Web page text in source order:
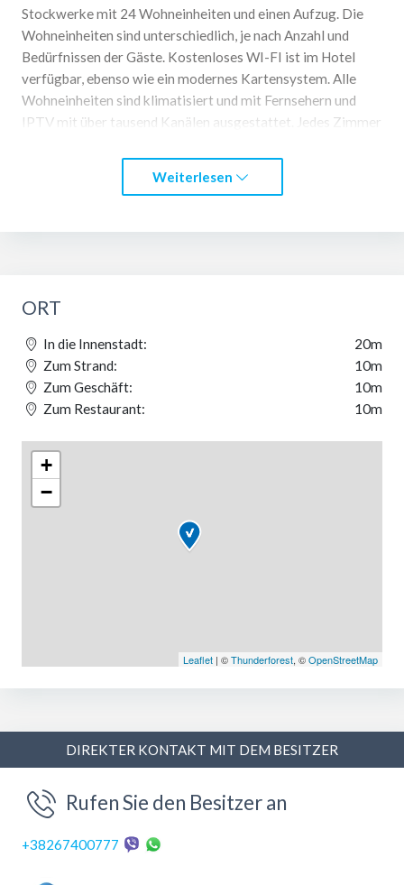
Stockwerke mit 24 Wohneinheiten und einen Aufzug. Die
Wohneinheiten sind unterschiedlich, je nach Anzahl und
Bedürfnissen der Gäste. Kostenloses WI-FI ist im Hotel
verfügbar, ebenso wie ein modernes Kartensystem. Alle
Wohneinheiten sind klimatisiert und mit Fernsehern und
IPTV mit über tausend Kanälen ausgestattet. Jedes Zimmer
eine Minibar, eine Terrasse mit Blick auf das Meer oder den
Wald, je nach den Vorlieben der Gäste. Alle Zimmer haben
Anzahl von Parkplätzen nach vorheriger Reservierung
Weiterlesen
ORT
In die Innenstadt:
20m
Zum Strand:
10m
Zum Geschäft:
10m
Zum Restaurant:
10m
+
−
Leaflet | ©Thunderforest, ©OpenStreetMap
DIREKTER KONTAKT MIT DEM BESITZER
Rufen Sie den Besitzer an
+38267400777